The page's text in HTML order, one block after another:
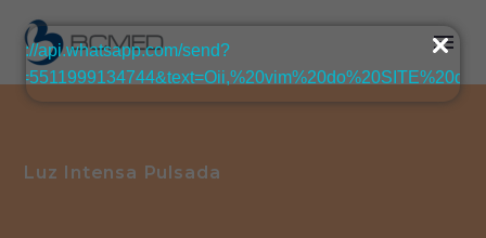
Luz Intensa Pulsada